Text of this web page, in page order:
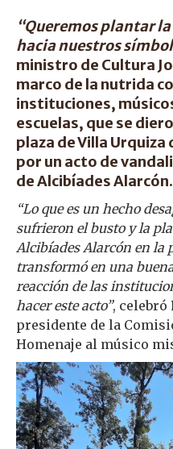
“Queremos plantar
hacia nuestros
ministro de Cultura
marco de la nutrida
instituciones,
escuelas, que se
plaza de Villa
por un acto de
de Alcibíades Alarcón.
“Lo que es un hecho
sufrieron el busto y la
Alcibíades Alarcón en la
transformó en una
reacción de las
hacer este acto”, celebró
presidente de la
Homenaje al músico